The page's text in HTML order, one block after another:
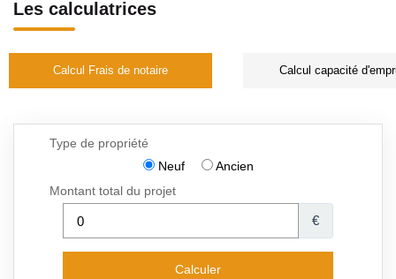
Les calculatrices
Calcul Frais de notaire Calcul capacité